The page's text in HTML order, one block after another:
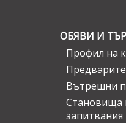
ОБЯВИ И
Профил на
Вътрешни
Становища
запитвания